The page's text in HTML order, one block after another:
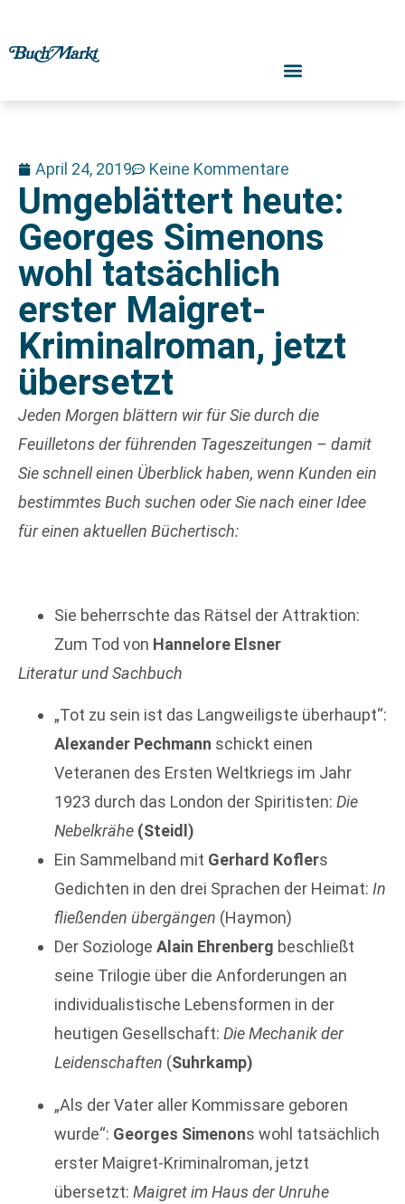
April 24, 2019 Keine Kommentare
Umgeblättert heute:
Georges Simenons
wohl tatsächlich
erster Maigret-
Kriminalroman, jetzt
übersetzt
Jeden Morgen blättern wir für Sie durch die
Feuilletons der führenden Tageszeitungen – damit
Sie schnell einen Überblick haben, wenn Kunden ein
bestimmtes Buch suchen oder Sie nach einer Idee
für einen aktuellen Büchertisch:
Sie beherrschte das Rätsel der Attraktion:
Zum Tod von Hannelore Elsner
Literatur und Sachbuch
„Tot zu sein ist das Langweiligste überhaupt“:
Alexander Pechmann schickt einen
Veteranen des Ersten Weltkriegs im Jahr
1923 durch das London der Spiritisten: Die
Nebelkrähe (Steidl)
Ein Sammelband mit Gerhard Koflers
Gedichten in den drei Sprachen der Heimat: In
fließenden übergängen (Haymon)
Der Soziologe Alain Ehrenberg beschließt
seine Trilogie über die Anforderungen an
individualistische Lebensformen in der
heutigen Gesellschaft: Die Mechanik der
Leidenschaften (Suhrkamp)
„Als der Vater aller Kommissare geboren
wurde“: Georges Simenons wohl tatsächlich
erster Maigret-Kriminalroman, jetzt
übersetzt: Maigret im Haus der Unruhe